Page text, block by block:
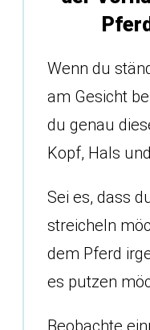
Wenn du
am Gesicht
du genau
Kopf, Hals
Sei es, dass
streicheln
dem Pferd
es putzen
Beobachte